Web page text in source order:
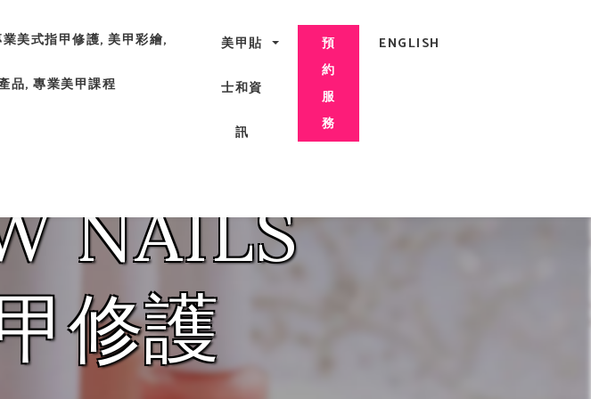
美甲貼
士和資
訊
預
約
服
務
ENGLISH
各種 OPI 美甲用品。
NAILS
修護
優惠
情
看起來
人！
務